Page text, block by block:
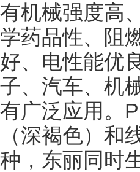
有机械强度高
学药品性、阻
好、电性能优
子、汽车、机
有广泛应用。
（深褐色）和
种，东丽同时